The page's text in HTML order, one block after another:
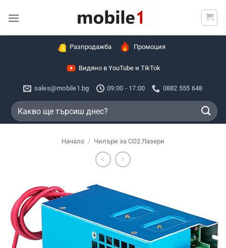
Разпродажба Промоция
Видяно в YouTube и TikTok
sales@mobile1.bg 09:00 - 17:00 0882 555 648
Търсене
за:
Начало / Чилъри за CO2 Лазери